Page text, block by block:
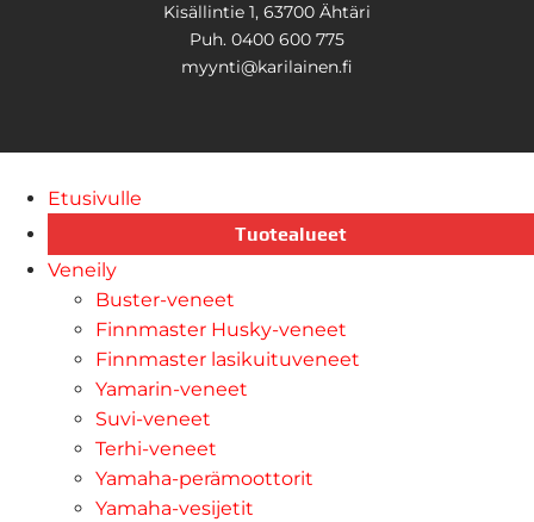
Kisällintie 1, 63700 Ähtäri
Puh. 0400 600 775
myynti@karilainen.fi
Etusivulle
Tuotealueet
Veneily
Buster-veneet
Finnmaster Husky-veneet
Finnmaster lasikuituveneet
Yamarin-veneet
Suvi-veneet
Terhi-veneet
Yamaha-perämoottorit
Yamaha-vesijetit